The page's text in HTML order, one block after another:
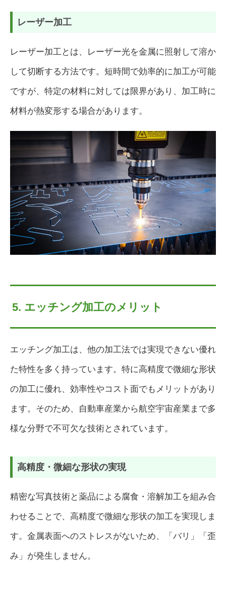
レーザー加工
レーザー加工とは、レーザー光を金属に照射して溶か
して切断する方法です。短時間で効率的に加工が可能
ですが、特定の材料に対しては限界があり、加工時に
材料が熱変形する場合があります。
5. エッチング加工のメリット
エッチング加工は、他の加工法では実現できない優れ
た特性を多く持っています。特に高精度で微細な形状
の加工に優れ、効率性やコスト面でもメリットがあり
ます。そのため、自動車産業から航空宇宙産業まで多
様な分野で不可欠な技術とされています。
高精度・微細な形状の実現
精密な写真技術と薬品による腐食・溶解加工を組み合
わせることで、高精度で微細な形状の加工を実現しま
す。金属表面へのストレスがないため、「バリ」「歪
み」が発生しません。